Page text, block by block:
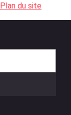
Plan du site